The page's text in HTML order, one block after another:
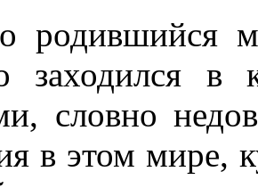
родившийся
заходился в
словно
в этом мире,